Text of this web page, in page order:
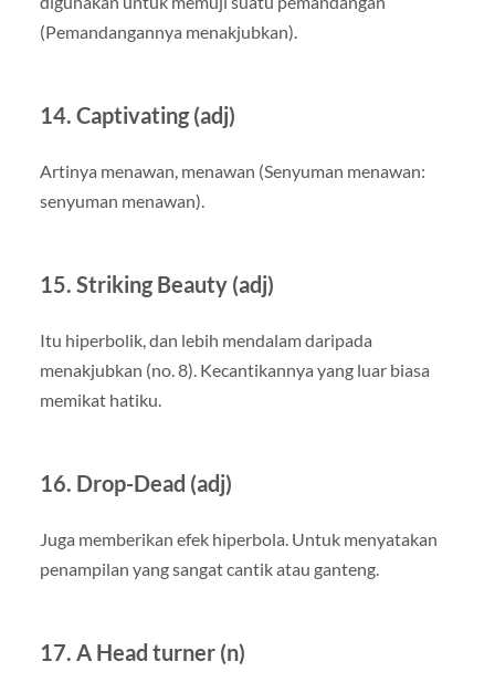
(Pemandangannya menakjubkan).
14. Captivating (adj)
Artinya menawan, menawan (Senyuman menawan:
senyuman menawan).
15. Striking Beauty (adj)
Itu hiperbolik, dan lebih mendalam daripada
menakjubkan (no. 8). Kecantikannya yang luar biasa
memikat hatiku.
16. Drop-Dead (adj)
Juga memberikan efek hiperbola. Untuk menyatakan
penampilan yang sangat cantik atau ganteng.
17. A Head turner (n)